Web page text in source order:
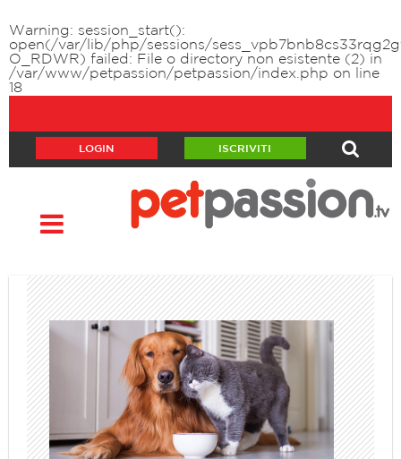
Warning : session_start():
open(/var/lib/php/sessions/
O_RDWR) failed: File o directory non esistente (2) in
/var/www/petpassion/petpassion/index.php on line
18
LOGIN ISCRIVITI